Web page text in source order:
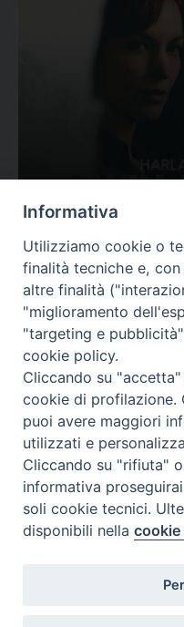
Valutazione
Complesso,
Tematica: Amore-
Contatti & Info
C.ne Aurelia, 50 – 00165
Contatti
Scrivi a:
Informativa
Utilizziamo cookie o
finalità tecniche e,
altre finalità
"miglioramento
"targeting e
cookie policy.
Cliccando su
cookie di profilazione.
puoi avere maggiori
utilizzati e
Cliccando su "rifiuta"
informativa
soli cookie tecnici.
disponibili nella